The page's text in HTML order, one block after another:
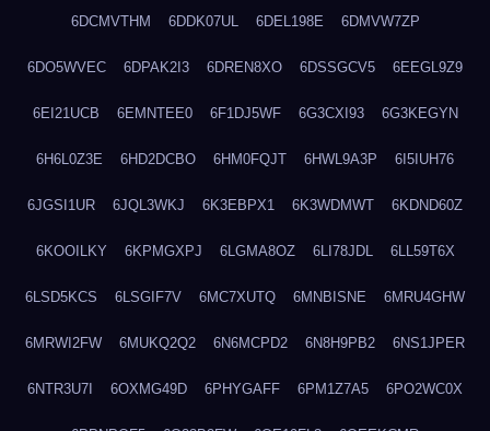
6DCMVTHM 6DDK07UL 6DEL198E 6DMVW7ZP
6DO5WVEC 6DPAK2I3 6DREN8XO 6DSSGCV5 6EEGL9Z9
6EI21UCB 6EMNTEE0 6F1DJ5WF 6G3CXI93 6G3KEGYN
6H6L0Z3E 6HD2DCBO 6HM0FQJT 6HWL9A3P 6I5IUH76
6JGSI1UR 6JQL3WKJ 6K3EBPX1 6K3WDMWT 6KDND60Z
6KOOILKY 6KPMGXPJ 6LGMA8OZ 6LI78JDL 6LL59T6X
6LSD5KCS 6LSGIF7V 6MC7XUTQ 6MNBISNE 6MRU4GHW
6MRWI2FW 6MUKQ2Q2 6N6MCPD2 6N8H9PB2 6NS1JPER
6NTR3U7I 6OXMG49D 6PHYGAFF 6PM1Z7A5 6PO2WC0X